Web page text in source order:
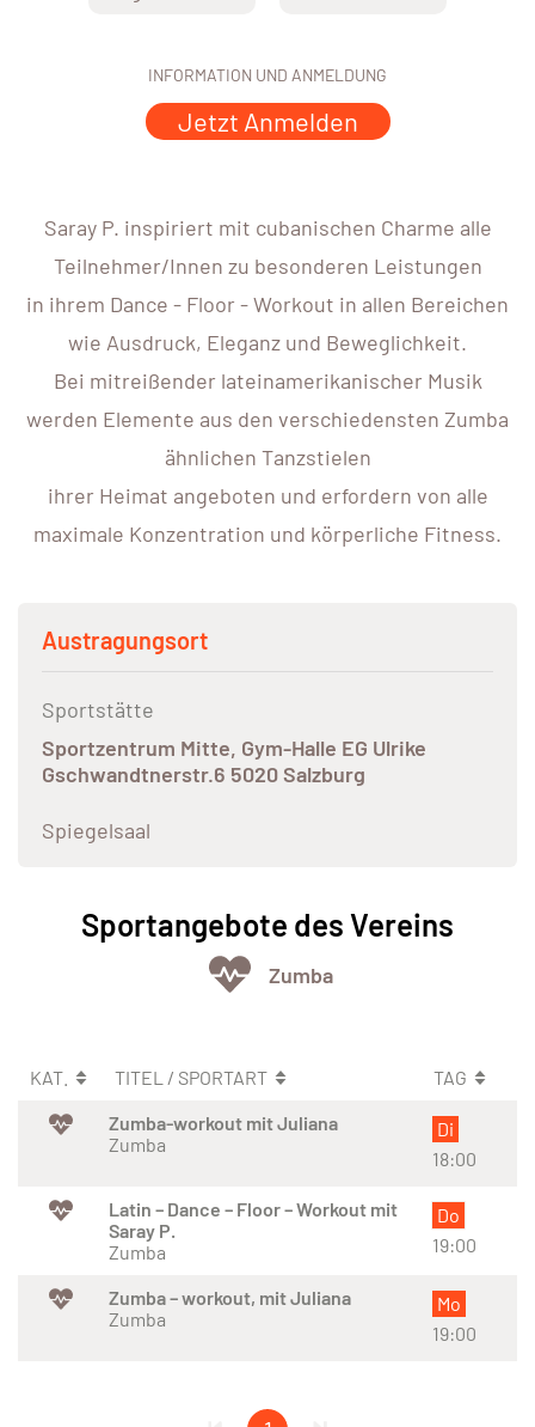
INFORMATION UND ANMELDUNG
Jetzt Anmelden
Saray P. inspiriert mit cubanischen Charme alle
Teilnehmer/Innen zu besonderen Leistungen
in ihrem Dance - Floor - Workout in allen Bereichen
wie Ausdruck, Eleganz und Beweglichkeit.
Bei mitreißender lateinamerikanischer Musik
werden Elemente aus den verschiedensten Zumba
ähnlichen Tanzstielen
ihrer Heimat angeboten und erfordern von alle
maximale Konzentration und körperliche Fitness.
Austragungsort
Sportstätte
Sportzentrum Mitte, Gym-Halle EG Ulrike
Gschwandtnerstr.6 5020 Salzburg
Spiegelsaal
Sportangebote des Vereins
Zumba
KAT. TITEL / SPORTART
TAG
Zumba-workout mit Juliana
Zumba
Di
18:00
Latin – Dance – Floor – Workout mit
Saray P.
Zumba
Do
19:00
Zumba – workout, mit Juliana
Zumba
Mo
19:00